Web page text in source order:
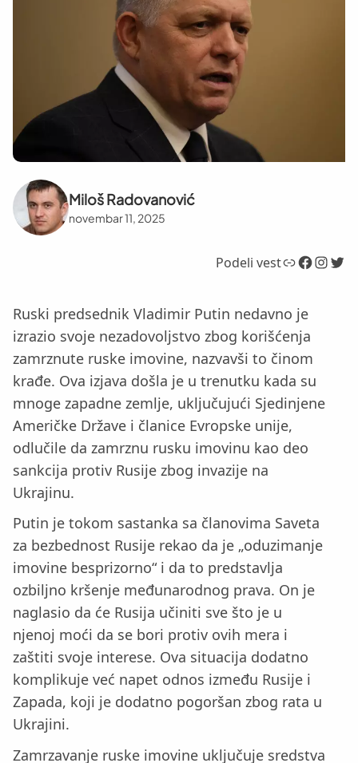
Miloš Radovanović
novembar 11, 2025
Podeli vestLink Facebook InstagramTwitter
Ruski predsednik Vladimir Putin nedavno je
izrazio svoje nezadovoljstvo zbog korišćenja
zamrznute ruske imovine, nazvavši to činom
krađe. Ova izjava došla je u trenutku kada su
mnoge zapadne zemlje, uključujući Sjedinjene
Američke Države i članice Evropske unije,
odlučile da zamrznu rusku imovinu kao deo
sankcija protiv Rusije zbog invazije na
Ukrajinu.
Putin je tokom sastanka sa članovima Saveta
za bezbednost Rusije rekao da je „oduzimanje
imovine besprizorno“ i da to predstavlja
ozbiljno kršenje međunarodnog prava. On je
naglasio da će Rusija učiniti sve što je u
njenoj moći da se bori protiv ovih mera i
zaštiti svoje interese. Ova situacija dodatno
komplikuje već napet odnos između Rusije i
Zapada, koji je dodatno pogoršan zbog rata u
Ukrajini.
Zamrzavanje ruske imovine uključuje sredstva